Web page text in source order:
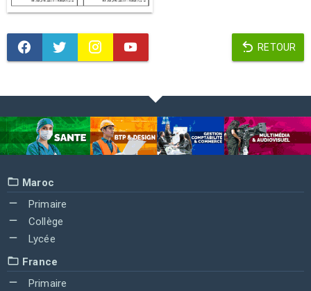
RETOUR
Maroc
Primaire
Collège
Lycée
France
Primaire